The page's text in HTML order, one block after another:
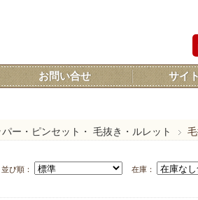
お問い合せ サイ
パー・ピンセット・ 毛抜き・ルレット
並び順： 在庫：